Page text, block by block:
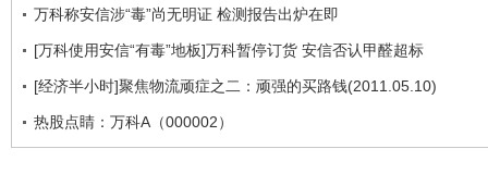
万科称安信涉“毒”尚无明证 检测报告出炉在即
[万科使用安信“有毒”地板]万科暂停订货 安信否认甲醛超标
[经济半小时]聚焦物流顽症之二：顽强的买路钱(2011.05.10)
热股点睛：万科A（000002）